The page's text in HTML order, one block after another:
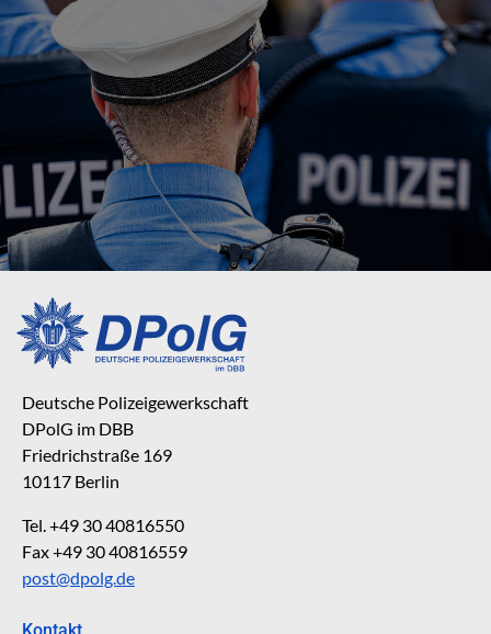
Deutsche Polizeigewerkschaft
DPolG im DBB
Friedrichstraße 169
10117 Berlin
Tel. +49 30 40816550
Fax +49 30 40816559
post@dpolg.de